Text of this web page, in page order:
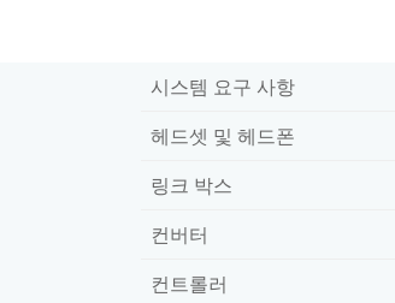
시스템 요구 사항
헤드셋 및 헤드폰
링크 박스
컨버터
컨트롤러